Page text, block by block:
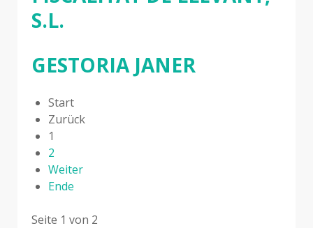
S.L.
GESTORIA JANER
Start
Zurück
1
2
Weiter
Ende
Seite 1 von 2